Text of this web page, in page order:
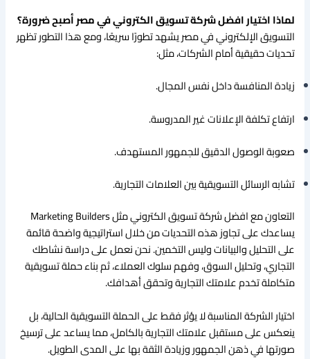
لماذا اختيار افضل شركة تسويق الكتروني في مصر أصبح ضرورة؟
التسويق الإلكتروني في مصر يشهد تطورًا سريعًا، ومع هذا التطور تظهر
تحديات حقيقية أمام الشركات، مثل:
زيادة المنافسة داخل نفس المجال.
ارتفاع تكلفة الإعلانات غير المدروسة.
صعوبة الوصول الدقيق للجمهور المستهدف.
تشابه الرسائل التسويقية بين العلامات التجارية.
التعاون مع افضل شركة تسويق الكتروني مثل Marketing Builders
يساعدك على تجاوز هذه التحديات من خلال استراتيجية واضحة قائمة
على التحليل والبيانات وليس التخمين. نحن نعمل على دراسة نشاطك
التجاري، وتحليل السوق، وفهم سلوك العملاء، ثم بناء حملة تسويقية
متكاملة تخدم علامتك التجارية وتحقق أهدافك.
اختيار الشركة المناسبة لا يؤثر فقط على الحملة التسويقية الحالية، بل
ينعكس على مستقبل علامتك التجارية بالكامل، مما يساعد على ترسيخ
صورتها في ذهن الجمهور وزيادة الثقة بها على المدى الطويل.